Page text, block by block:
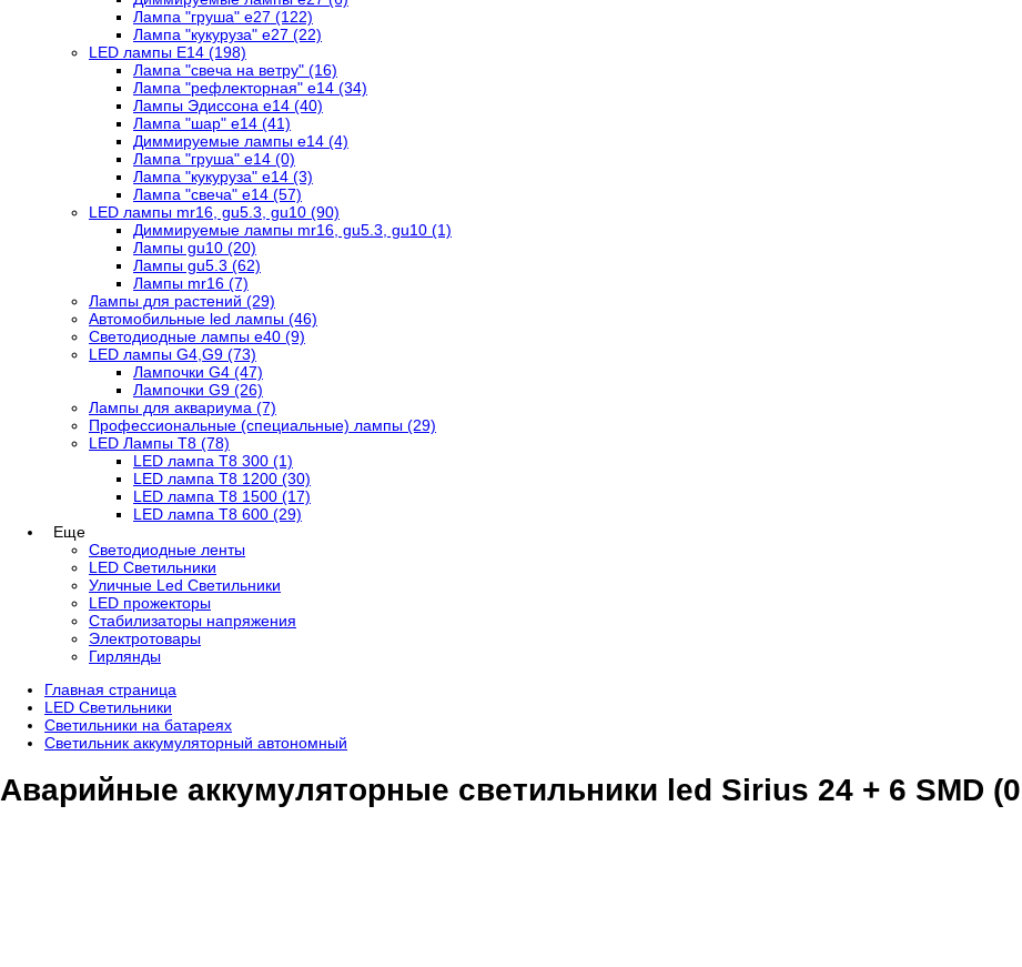
Лампа "груша" е27 (122)
Лампа "кукуруза" е27 (22)
LED лампы Е14 (198)
Лампа "свеча на ветру" (16)
Лампа "рефлекторная" е14 (34)
Лампы Эдиссона е14 (40)
Лампа "шар" е14 (41)
Диммируемые лампы е14 (4)
Лампа "груша" е14 (0)
Лампа "кукуруза" е14 (3)
Лампа "свеча" е14 (57)
LED лампы mr16, gu5.3, gu10 (90)
Диммируемые лампы mr16, gu5.3, gu10 (1)
Лампы gu10 (20)
Лампы gu5.3 (62)
Лампы mr16 (7)
Лампы для растений (29)
Автомобильные led лампы (46)
Светодиодные лампы е40 (9)
LED лампы G4,G9 (73)
Лампочки G4 (47)
Лампочки G9 (26)
Лампы для аквариума (7)
Профессиональные (специальные) лампы (29)
LED Лампы T8 (78)
LED лампа Т8 300 (1)
LED лампа T8 1200 (30)
LED лампа T8 1500 (17)
LED лампа T8 600 (29)
Еще
Светодиодные ленты
LED Светильники
Уличные Led Светильники
LED прожекторы
Стабилизаторы напряжения
Электротовары
Гирлянды
Главная страница
LED Светильники
Светильники на батареях
Светильник аккумуляторный автономный
Аварийные аккумуляторные светильники led Sirius 24 + 6 SMD